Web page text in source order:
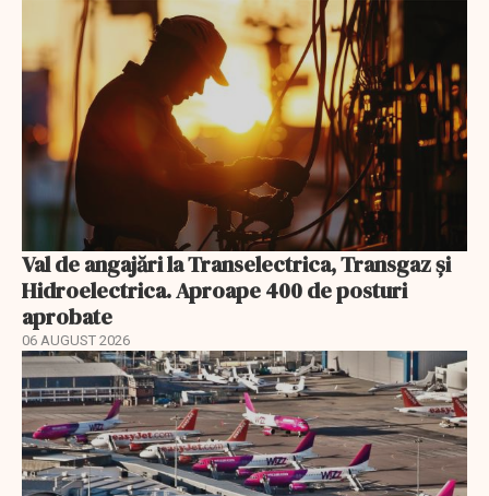
Val de angajări la Transelectrica, Transgaz și
Hidroelectrica. Aproape 400 de posturi
aprobate
06 AUGUST 2026